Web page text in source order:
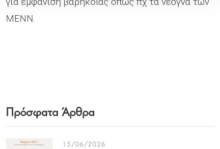
ΜΕΝΝ.
Πρόσφατα Άρθρα
15/06/2026